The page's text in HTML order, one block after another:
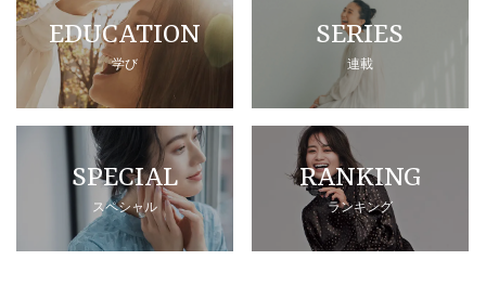
EDUCATION
学び
SERIES
連載
SPECIAL
スペシャル
RANKING
ランキング